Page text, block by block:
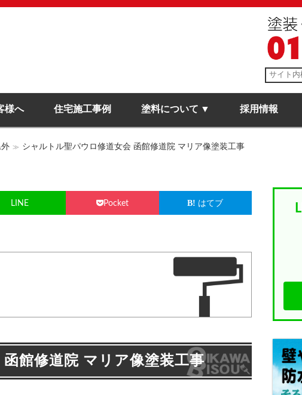
様へ 住宅施工事例 塗料について 採用情報
シャルトル聖パウロ修道女会 函館修道院 マリア像塗装工事
LINE Pocket はてブ
館修道院 マリア像塗装工事